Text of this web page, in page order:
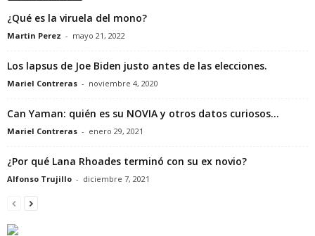
¿Qué es la viruela del mono?
Martin Perez - mayo 21, 2022
Los lapsus de Joe Biden justo antes de las elecciones.
Mariel Contreras - noviembre 4, 2020
Can Yaman: quién es su NOVIA y otros datos curiosos…
Mariel Contreras - enero 29, 2021
¿Por qué Lana Rhoades terminó con su ex novio?
Alfonso Trujillo - diciembre 7, 2021